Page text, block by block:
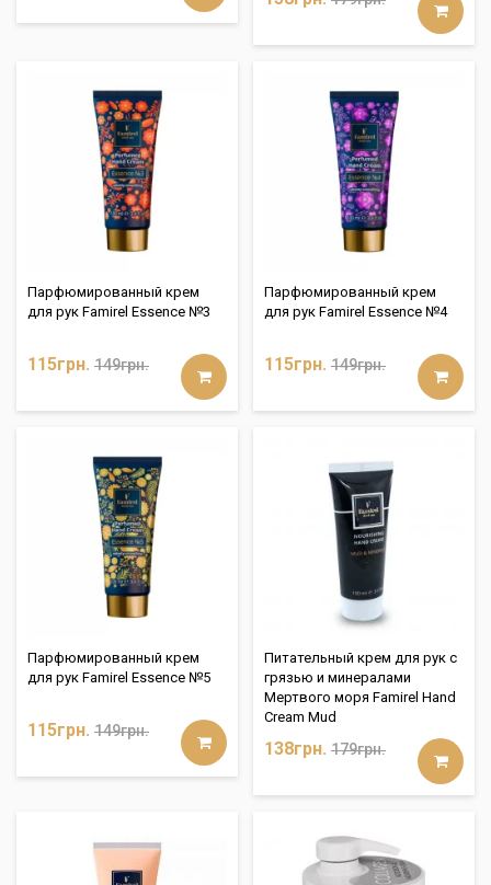
Парфюмированный крем
для рук Famirel Essence №3
115грн. 149грн.
Парфюмированный крем
для рук Famirel Essence №4
115грн. 149грн.
Парфюмированный крем
для рук Famirel Essence №5
115грн. 149грн.
Питательный крем для рук с
грязью и минералами
Мертвого моря Famirel Hand
Cream Mud
138грн. 179грн.